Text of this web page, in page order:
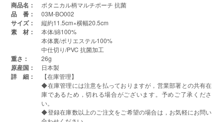
商品名： ボタニカル柄マルチポーチ 抗菌
品 番： 03M-BO002
サイズ： 縦約11.5cm×横幅20.5cm
素 材：
本体/綿100%
本体裏/ポリエステル100%
中仕切り/PVC 抗菌加工
重さ： 26g
原産国： 日本製
詳 細：
【在庫管理】
◆在庫管理には注意を払っておりますが，営業部署との共有在
庫であるため，切れる場合がございます。予めご了承くださ
い。
◆登録在庫数以上のご注文をご希望の場合は，お気軽にお問い